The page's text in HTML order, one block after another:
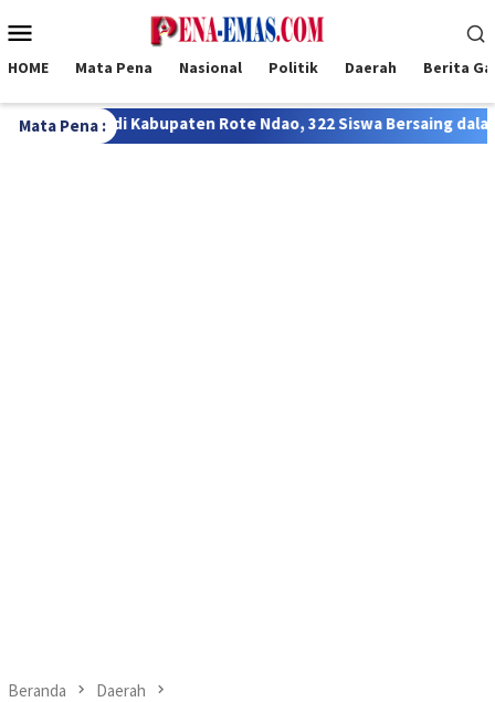
ke
Mobile
HOME Mata Pena Nasional Politik Daerah Berita
Mata Pena :
Ndao, 322 Siswa Bersaing dalam Lomba FTBI Bahasa Rote
Beranda Daerah